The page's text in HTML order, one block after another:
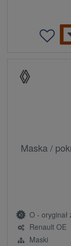
Maska /
O -
Renault OE
Maski